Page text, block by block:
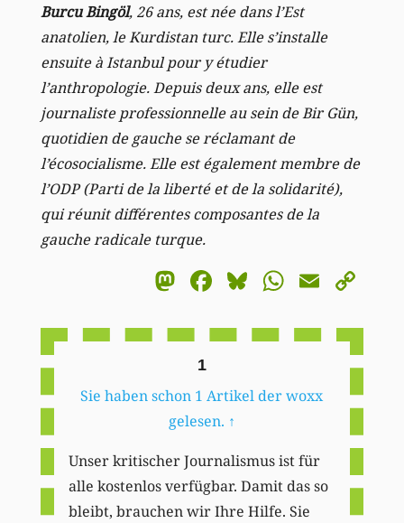
Burcu Bingöl, 26 ans, est née dans l’Est
anatolien, le Kurdistan turc. Elle s’installe
ensuite à Istanbul pour y étudier
l’anthropologie. Depuis deux ans, elle est
journaliste professionnelle au sein de Bir Gün,
quotidien de gauche se réclamant de
l’écosocialisme. Elle est également membre de
l’ODP (Parti de la liberté et de la solidarité),
qui réunit différentes composantes de la
gauche radicale turque.
Mastodon
Facebook
BlueskyEmail
1
Sie haben schon 1 Artikel der woxx
gelesen. ↑
Unser kritischer Journalismus ist für
alle kostenlos verfügbar. Damit das so
bleibt, brauchen wir Ihre Hilfe. Sie